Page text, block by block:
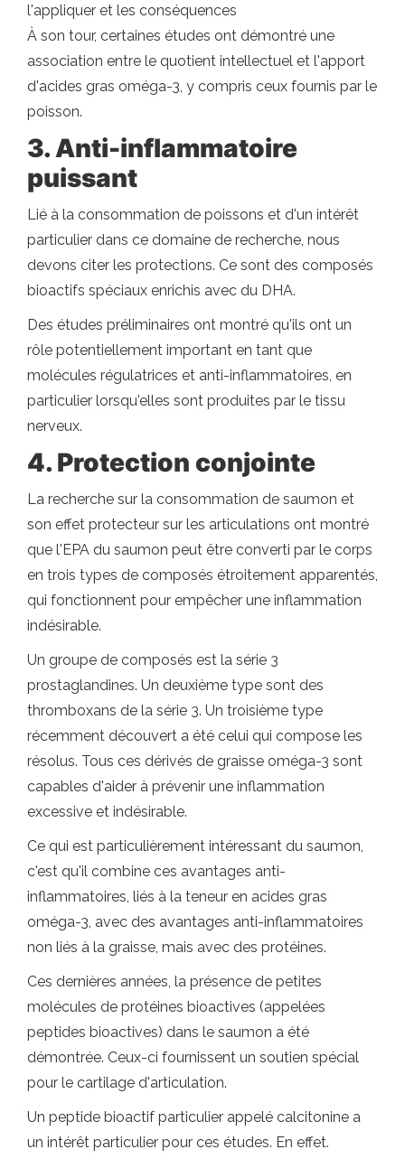
l'appliquer et les conséquences
À son tour, certaines études ont démontré une
association entre le quotient intellectuel et l'apport
d'acides gras oméga-3, y compris ceux fournis par le
poisson.
3. Anti-inflammatoire
puissant
Lié à la consommation de poissons et d'un intérêt
particulier dans ce domaine de recherche, nous
devons citer les protections. Ce sont des composés
bioactifs spéciaux enrichis avec du DHA.
Des études préliminaires ont montré qu'ils ont un
rôle potentiellement important en tant que
molécules régulatrices et anti-inflammatoires, en
particulier lorsqu'elles sont produites par le tissu
nerveux.
4. Protection conjointe
La recherche sur la consommation de saumon et
son effet protecteur sur les articulations ont montré
que l'EPA du saumon peut être converti par le corps
en trois types de composés étroitement apparentés,
qui fonctionnent pour empêcher une inflammation
indésirable.
Un groupe de composés est la série 3
prostaglandines. Un deuxième type sont des
thromboxans de la série 3. Un troisième type
récemment découvert a été celui qui compose les
résolus. Tous ces dérivés de graisse oméga-3 sont
capables d'aider à prévenir une inflammation
excessive et indésirable.
Ce qui est particulièrement intéressant du saumon,
c'est qu'il combine ces avantages anti-
inflammatoires, liés à la teneur en acides gras
oméga-3, avec des avantages anti-inflammatoires
non liés à la graisse, mais avec des protéines.
Ces dernières années, la présence de petites
molécules de protéines bioactives (appelées
peptides bioactives) dans le saumon a été
démontrée. Ceux-ci fournissent un soutien spécial
pour le cartilage d'articulation.
Un peptide bioactif particulier appelé calcitonine a
un intérêt particulier pour ces études. En effet.